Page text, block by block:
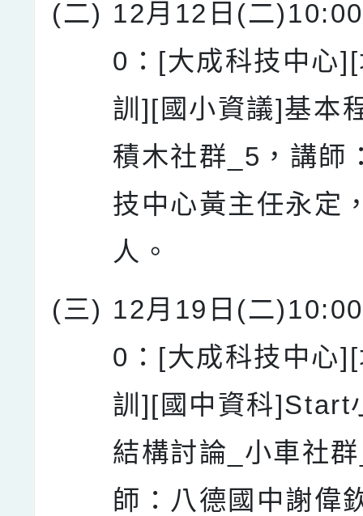
(二) 12月12日(二
0：[大成科技中心
訓][國小資議]基本
積木社群_5，講師
技中心黃主任永定
人。
(三) 12月19日(二
0：[大成科技中心
訓][國中資科]Start
結構討論_小車社
師：八德國中謝偉